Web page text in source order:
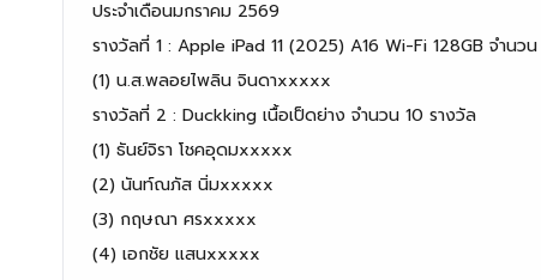
ประจำเดือนมกราคม 2569
รางวัลที่ 1 : Apple iPad 11 (2025) A16 Wi-Fi 128GB จำนวน
(1) น.ส.พลอยไพลิน จินดาxxxxx
รางวัลที่ 2 : Duckking เนื้อเป็ดย่าง จำนวน 10 รางวัล
(1) ธันย์จิรา โชคอุดมxxxxx
(2) นันท์ณภัส​ นิ่มxxxxx
(3) กฤษณา ศรxxxxx
(4) เอกชัย แสนxxxxx